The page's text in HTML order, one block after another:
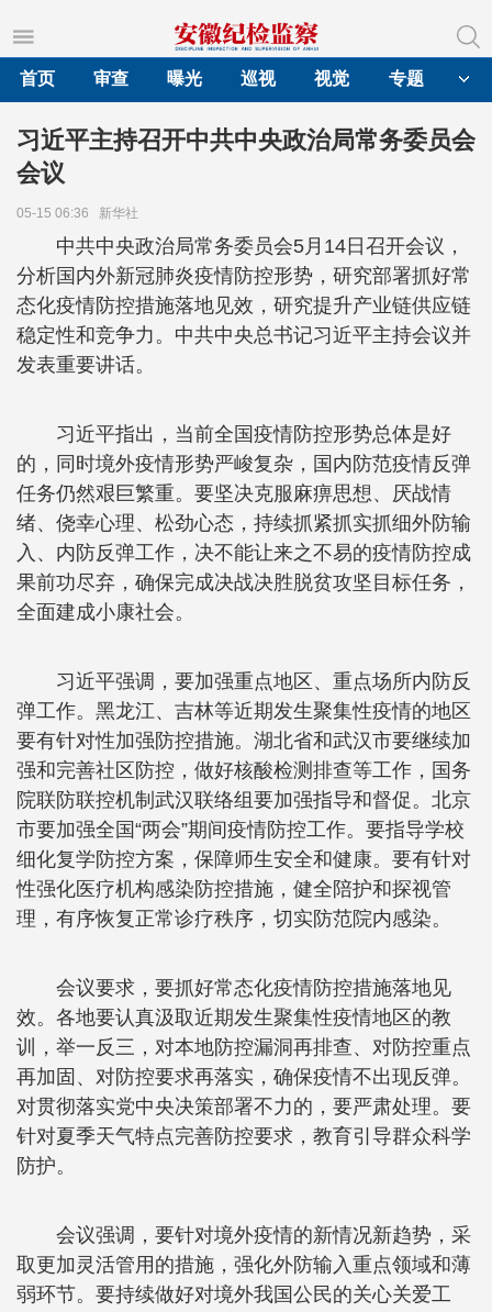
首页
审查 曝光 巡视 视觉 专题
习近平主持召开中共中央政治局常务委员会
会议
05-15 06:36 新华社
中共中央政治局常务委员会5月14日召开会议，
分析国内外新冠肺炎疫情防控形势，研究部署抓好常
态化疫情防控措施落地见效，研究提升产业链供应链
稳定性和竞争力。中共中央总书记习近平主持会议并
发表重要讲话。
习近平指出，当前全国疫情防控形势总体是好
的，同时境外疫情形势严峻复杂，国内防范疫情反弹
任务仍然艰巨繁重。要坚决克服麻痹思想、厌战情
绪、侥幸心理、松劲心态，持续抓紧抓实抓细外防输
入、内防反弹工作，决不能让来之不易的疫情防控成
果前功尽弃，确保完成决战决胜脱贫攻坚目标任务，
全面建成小康社会。
习近平强调，要加强重点地区、重点场所内防反
弹工作。黑龙江、吉林等近期发生聚集性疫情的地区
要有针对性加强防控措施。湖北省和武汉市要继续加
强和完善社区防控，做好核酸检测排查等工作，国务
院联防联控机制武汉联络组要加强指导和督促。北京
市要加强全国“两会”期间疫情防控工作。要指导学校
细化复学防控方案，保障师生安全和健康。要有针对
性强化医疗机构感染防控措施，健全陪护和探视管
理，有序恢复正常诊疗秩序，切实防范院内感染。
会议要求，要抓好常态化疫情防控措施落地见
效。各地要认真汲取近期发生聚集性疫情地区的教
训，举一反三，对本地防控漏洞再排查、对防控重点
再加固、对防控要求再落实，确保疫情不出现反弹。
对贯彻落实党中央决策部署不力的，要严肃处理。要
针对夏季天气特点完善防控要求，教育引导群众科学
防护。
会议强调，要针对境外疫情的新情况新趋势，采
取更加灵活管用的措施，强化外防输入重点领域和薄
弱环节。要持续做好对境外我国公民的关心关爱工